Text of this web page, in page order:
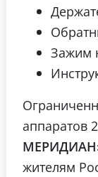
Зажим
аппаратов
жителям